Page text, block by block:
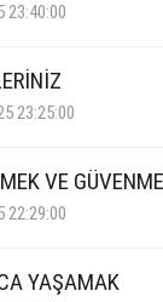
23:40:00
23:25:00
VE
22:29:00
YAŞAMAK